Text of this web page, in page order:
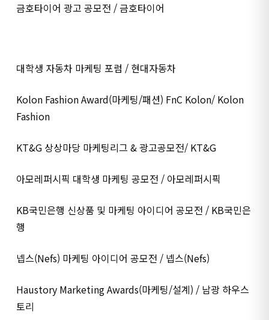
금호타이어 광고 공모전 / 금호타이어
대학생 자동차 마케팅 포럼 / 현대자동차
Kolon Fashion Award(마케팅/패션) FnC Kolon/ Kolon
Fashion
KT&G 상상마당 마케팅리그 & 광고공모전/ KT&G
아모레퍼시픽 대학생 마케팅 공모전 / 아모레퍼시픽
KB국민은행 신상품 및 마케팅 아이디어 공모전 / KB국민은
행
넵스(Nefs) 마케팅 아이디어 공모전 / 넵스(Nefs)
Haustory Marketing Awards(마케팅/설계) / 남광 하우스
토리